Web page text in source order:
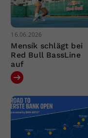
16.06.2026
Mensík schlägt bei
Red Bull BassLine
auf